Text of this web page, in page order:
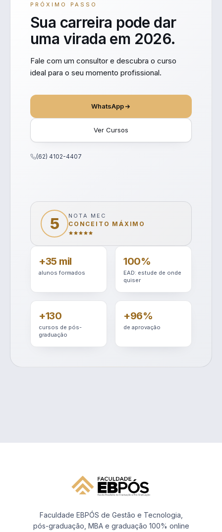
PRÓXIMO PASSO
Sua carreira pode dar
uma virada em 2026.
Fale com um consultor e descubra o curso
ideal para o seu momento profissional.
WhatsApp
Ver Cursos
(62) 4102-4407
5 NOTA MEC
CONCEITO MÁXIMO
+35 mil
alunos formados
100%
EAD: estude de onde
quiser
+130
cursos de pós-
graduação
+96%
de aprovação
Faculdade EBPÓS de Gestão e Tecnologia,
pós-graduação, MBA e graduação 100% online